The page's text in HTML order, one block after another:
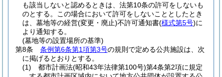
も該当しないと認めるときは、法第10条の許可をしないも
のとする。
この場合において許可をしないこととしたとき
は、墓地等の経営(変更・廃止)不許可通知書(様式第5号)に
より通知する。
(墓地等の設置場所の基準)
第8条
条例第6条第1項第3号の規則で定める公共施設は、次
に掲げるとおりとする。
(1)
都市計画法(昭和43年法律第100号)第4条第2項に規定